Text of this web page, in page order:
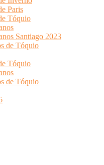
Paris
Tóquio
Santiago 2023
de Tóquio
Tóquio
de Tóquio